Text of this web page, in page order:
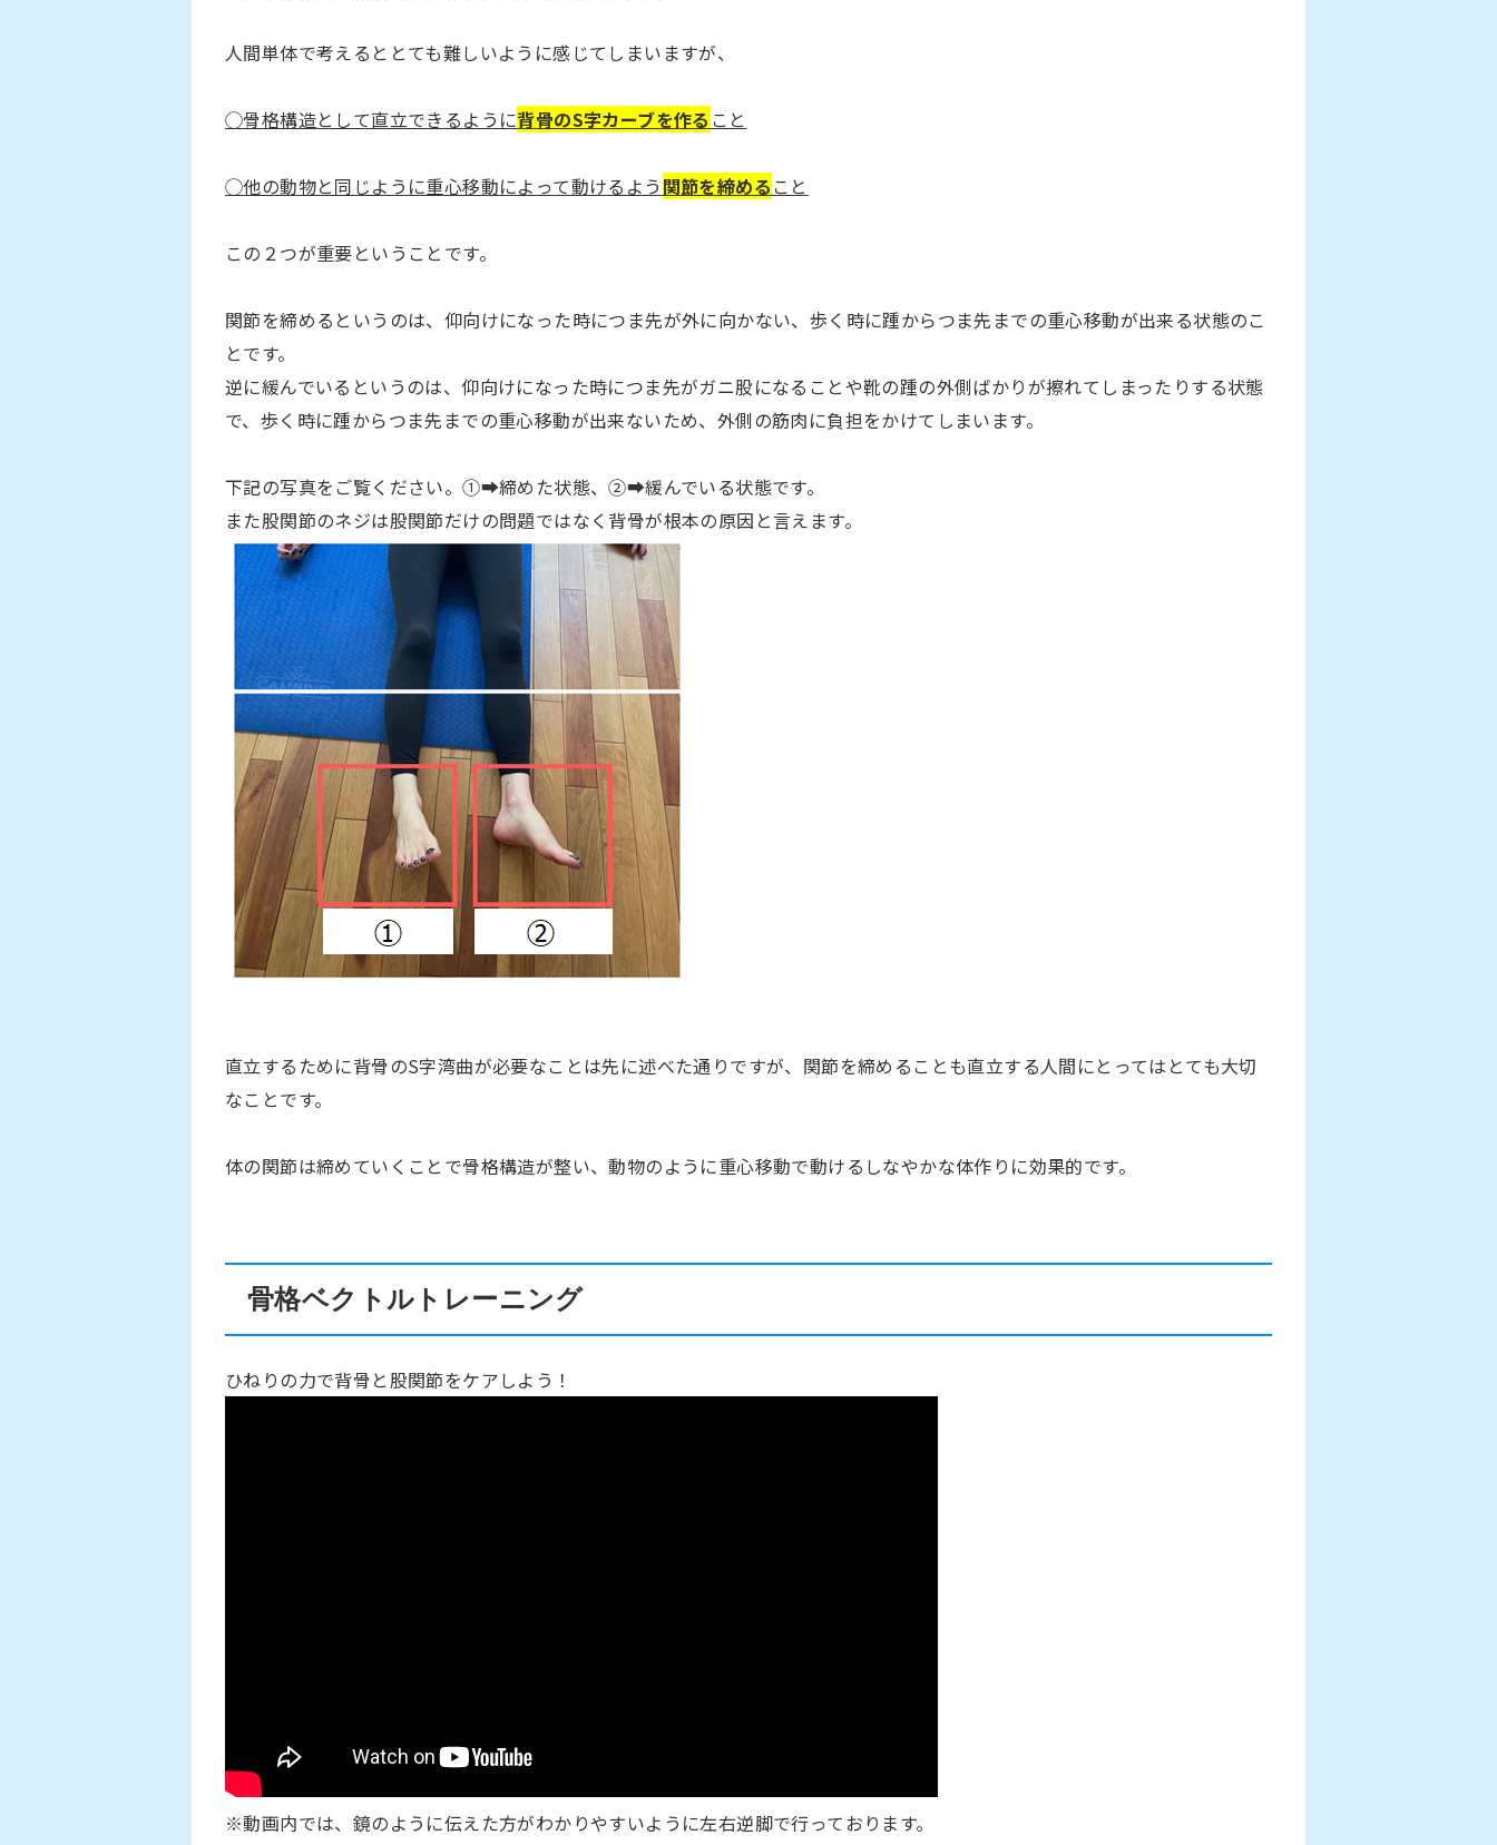
人間単体で考えるととても難しいように感じてしまいますが、
◯骨格構造として直立できるように背骨のS字カーブを作る こと
◯他の動物と同じように重心移動によって動けるよう 関節を締める こと
この２つが重要ということです。
関節を締めるというのは、仰向けになった時につま先が外に向かない、歩く時に踵からつま先までの重心移動が出来る状態のこ
とです。
逆に緩んでいるというのは、仰向けになった時につま先がガニ股になることや靴の踵の外側ばかりが擦れてしまったりする状態
で、歩く時に踵からつま先までの重心移動が出来ないため、外側の筋肉に負担をかけてしまいます。
下記の写真をご覧ください。①➡締めた状態、②➡緩んでいる状態です。
また股関節のネジは股関節だけの問題ではなく背骨が根本の原因と言えます。
直立するために背骨のS字湾曲が必要なことは先に述べた通りですが、関節を締めることも直立する人間にとってはとても大切
なことです。
体の関節は締めていくことで骨格構造が整い、動物のように重心移動で動けるしなやかな体作りに効果的です。
骨格ベクトルトレーニング
ひねりの力で背骨と股関節をケアしよう！
※動画内では、鏡のように伝えた方がわかりやすいように左右逆脚で行っております。